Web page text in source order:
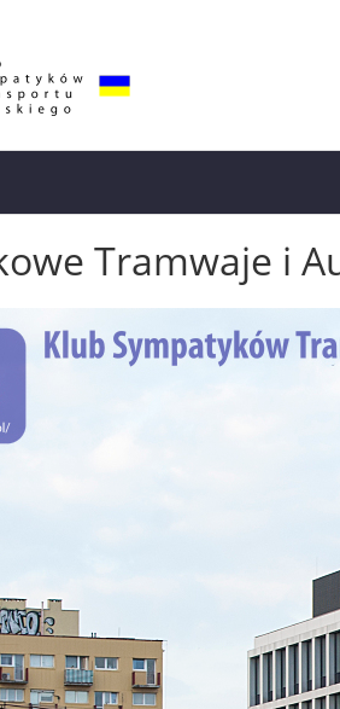
Tramwaje i